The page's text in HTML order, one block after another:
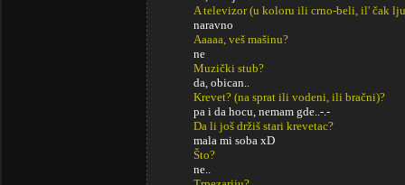
A televizor (u koloru ili crno-beli, il' čak
naravno
Aaaaa, veš mašinu?
ne
Muzički stub?
da, obican..
Krevet? (na sprat ili vodeni, ili bračni)?
pa i da hocu, nemam gde..-.-
Da li još držiš stari krevetac?
mala mi soba xD
Što?
ne..